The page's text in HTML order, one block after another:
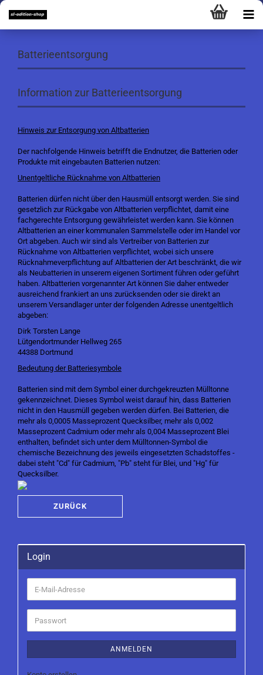
Batterieentsorgung
Information zur Batterieentsorgung
Hinweis zur Entsorgung von Altbatterien
Der nachfolgende Hinweis betrifft die Endnutzer, die Batterien oder
Produkte mit eingebauten Batterien nutzen:
Unentgeltliche Rücknahme von Altbatterien
Batterien dürfen nicht über den Hausmüll entsorgt werden. Sie sind
gesetzlich zur Rückgabe von Altbatterien verpflichtet, damit eine
fachgerechte Entsorgung gewährleistet werden kann. Sie können
Altbatterien an einer kommunalen Sammelstelle oder im Handel vor
Ort abgeben. Auch wir sind als Vertreiber von Batterien zur
Rücknahme von Altbatterien verpflichtet, wobei sich unsere
Rücknahmeverpflichtung auf Altbatterien der Art beschränkt, die wir
als Neubatterien in unserem eigenen Sortiment führen oder geführt
haben. Altbatterien vorgenannter Art können Sie daher entweder
ausreichend frankiert an uns zurücksenden oder sie direkt an
unserem Versandlager unter der folgenden Adresse unentgeltlich
abgeben:
Dirk Torsten Lange
Lütgendortmunder Hellweg 265
44388 Dortmund
Bedeutung der Batteriesymbole
Batterien sind mit dem Symbol einer durchgekreuzten Mülltonne
gekennzeichnet. Dieses Symbol weist darauf hin, dass Batterien
nicht in den Hausmüll gegeben werden dürfen. Bei Batterien, die
mehr als 0,0005 Masseprozent Quecksilber, mehr als 0,002
Masseprozent Cadmium oder mehr als 0,004 Masseprozent Blei
enthalten, befindet sich unter dem Mülltonnen-Symbol die
chemische Bezeichnung des jeweils eingesetzten Schadstoffes -
dabei steht "Cd" für Cadmium, "Pb" steht für Blei, und "Hg" für
Quecksilber.
ZURÜCK
Login
E-
Mail-
Adresse
Passwort
ANMELDEN